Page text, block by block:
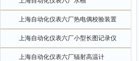
上海自动化仪表六厂热电偶校验装置
上海自动化仪表六厂小型长图记录仪
上海自动化仪表六厂辐射高温计